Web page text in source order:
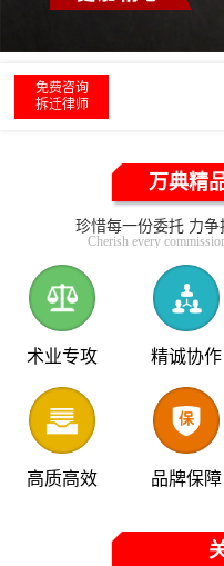
免费咨询
拆迁律师
万典精
珍惜每一份委托 力
Cherish every
术业专攻 精诚协作
高质高效 品牌保障